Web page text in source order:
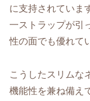
に支持されていま
一ストラップが引
性の面でも優れて
こうしたスリムな
機能性を兼ね備え